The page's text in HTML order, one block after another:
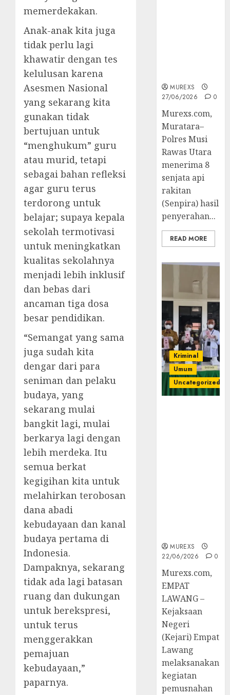
memerdekakan.
Anak-anak kita juga
tidak perlu lagi
khawatir dengan tes
kelulusan karena
Asesmen Nasional
yang sekarang kita
gunakan tidak
bertujuan untuk
“menghukum” guru
atau murid, tetapi
sebagai bahan refleksi
agar guru terus
terdorong untuk
belajar; supaya kepala
sekolah termotivasi
untuk meningkatkan
kualitas sekolahnya
menjadi lebih inklusif
dan bebas dari
ancaman tiga dosa
besar pendidikan.
“Semangat yang sama
juga sudah kita
dengar dari para
seniman dan pelaku
budaya, yang
sekarang mulai
bangkit lagi, mulai
berkarya lagi dengan
lebih merdeka. Itu
semua berkat
kegigihan kita untuk
melahirkan terobosan
dana abadi
kebudayaan dan kanal
budaya pertama di
Indonesia.
Dampaknya, sekarang
tidak ada lagi batasan
ruang dan dukungan
untuk berekspresi,
untuk terus
menggerakkan
pemajuan
kebudayaan,”
paparnya.
MUREXS
27/06/2026
0
Murexs.com,
Muratara–
Polres Musi
Rawas Utara
menerima 8
senjata api
rakitan
(Senpira) hasil
penyerahan...
READ MORE
Kriminal
Umum
Uncategorized
MUREXS
22/06/2026
0
‎Murexs.com,
EMPAT
LAWANG –
Kejaksaan
Negeri
(Kejari) Empat
Lawang
melaksanakan
kegiatan
pemusnahan